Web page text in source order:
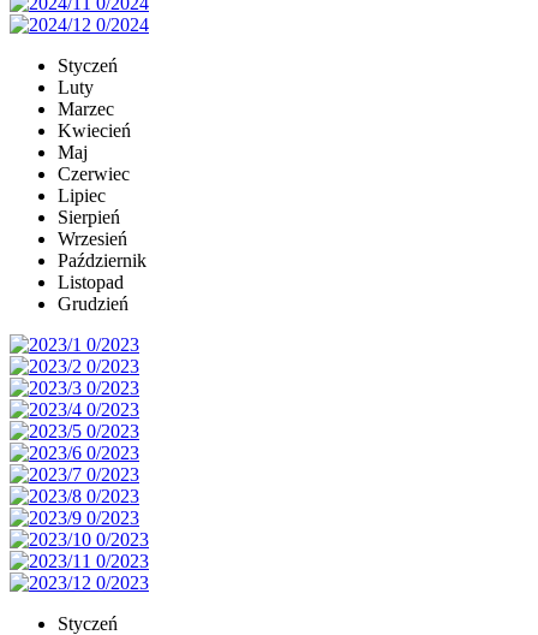
Styczeń
Luty
Marzec
Kwiecień
Maj
Czerwiec
Lipiec
Sierpień
Wrzesień
Październik
Listopad
Grudzień
Styczeń